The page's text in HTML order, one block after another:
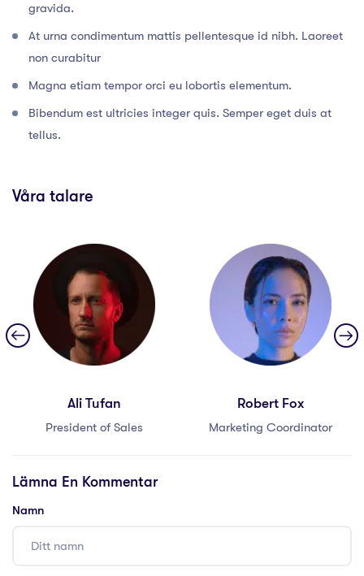
gravida.
At urna condimentum mattis pellentesque id nibh. Laoreet
non curabitur
Magna etiam tempor orci eu lobortis elementum.
Bibendum est ultricies integer quis. Semper eget duis at
tellus.
Våra talare
Ali Tufan
President of Sales
Robert Fox
Marketing Coordinator
Lämna En Kommentar
Namn